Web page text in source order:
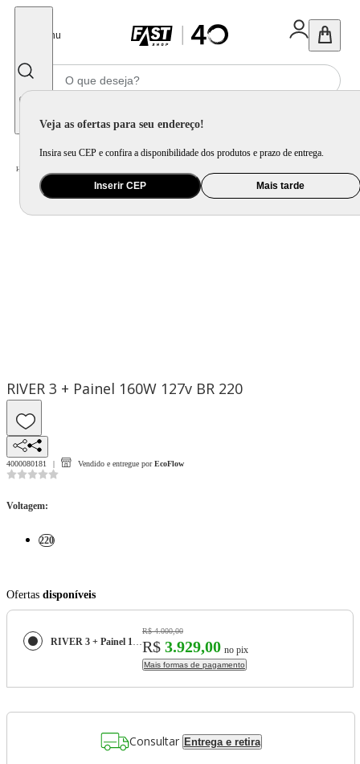
Menu
Veja as ofertas para seu endereço!
Insira seu CEP e confira a disponibilidade dos produtos e prazo de entrega.
Inserir CEP Mais tarde
Home
RIVER 3 + Painel 160W 127v BR 220
4000080181 Vendido e entregue por EcoFlow
Voltagem:
220
Ofertas disponíveis
RIVER 3 + Painel 160W 127v BR
R$ 4.000,00
R$ 3.929,00 no pix
Mais formas de pagamento
Consultar Entrega e retira